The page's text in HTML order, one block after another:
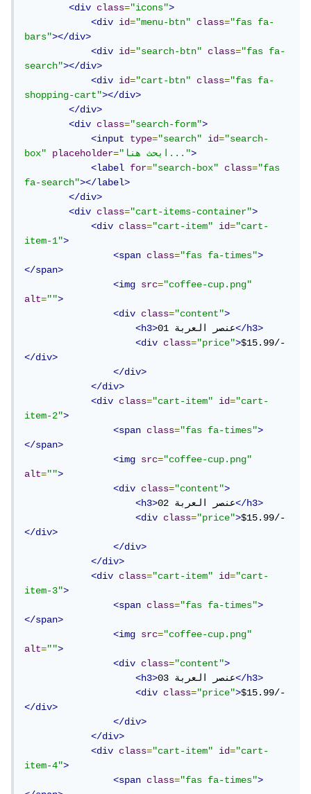
<div
class="icons">
<div
id="menu-btn" class="fas fa-
bars"></div>
<div
id="search-btn" class="fas fa-
search"></div>
<div
id="cart-btn" class="fas fa-
shopping-cart"></div>
</div>
<div
class="search-form">
<input
type="search" id="search-
box"
placeholder= "ابحث هنا...">
<label
for="search-box" class="fas
fa-search"></label>
</div>
<div
class="cart-items-container">
<div
class="cart-item" id="cart-
item-1">
<span
class="fas fa-times">
</span>
<img
src="coffee-cup.png"
alt="">
<div
class="content">
<h3>
عنصر العربة 01</h3>
<div
class="price">$15.99/-
</div>
</div>
</div>
<div
class="cart-item" id="cart-
item-2">
<span
class="fas fa-times">
</span>
<img
src="coffee-cup.png"
alt="">
<div
class="content">
<h3>
عنصر العربة 02</h3>
<div
class="price">$15.99/-
</div>
</div>
</div>
<div
class="cart-item" id="cart-
item-3">
<span
class="fas fa-times">
</span>
<img
src="coffee-cup.png"
alt="">
<div
class="content">
<h3>
عنصر العربة 03</h3>
<div
class="price">$15.99/-
</div>
</div>
</div>
<div
class="cart-item" id="cart-
item-4">
<span
class="fas fa-times">